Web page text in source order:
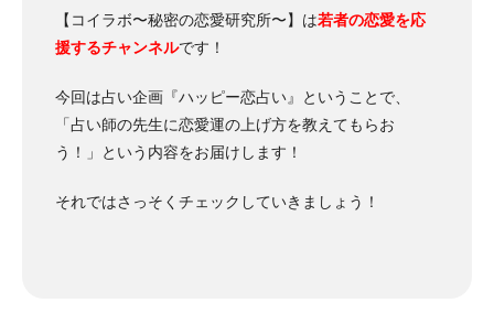
【コイラボ〜秘密の恋愛研究所〜】は若者の恋愛を応
援するチャンネルです！
今回は占い企画『ハッピー恋占い』ということで、
「占い師の先生に恋愛運の上げ方を教えてもらお
う！」という内容をお届けします！
それではさっそくチェックしていきましょう！